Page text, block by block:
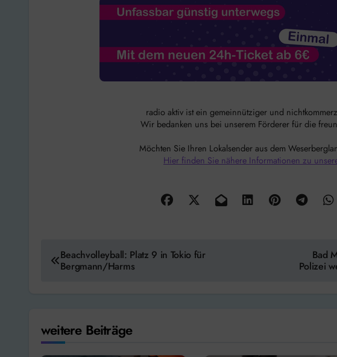
radio aktiv ist ein gemeinnütziger und
Wir bedanken uns bei unserem Förderer für die
Möchten Sie Ihren Lokalsender aus dem
Hier finden Sie nähere Informationen zu
Beitragsnavigation
Beachvolleyball: Platz 9 in Tokio für
Bergmann/Harms
Bad
Polizei
weitere Beiträge